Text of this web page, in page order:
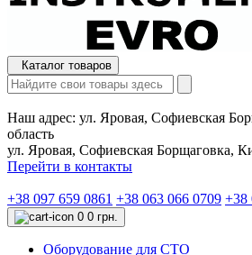
Каталог товаров
Наш адрес: ул. Яровая, Софиевская
область
ул. Яровая, Софиевская Борщаговка,
Перейти в контакты
+38 097 659 0861 +38 063 066 0709 +38
0 0 грн.
Оборудование для СТО